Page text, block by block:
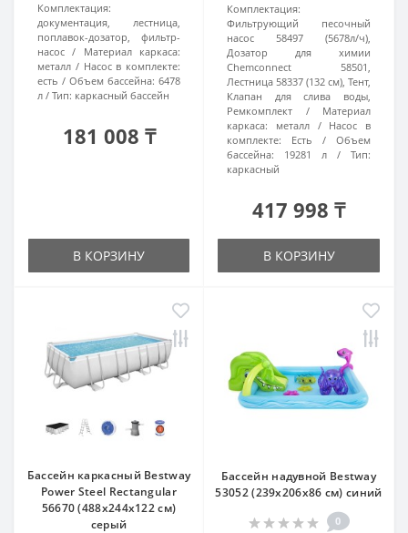
Комплектация:
документация, лестница,
поплавок-дозатор, фильтр-
насос
Материал каркаса:
металл
Насос в комплекте:
есть
Объем бассейна: 6478
л
Тип: каркасный бассейн
181 008 ₸
В КОРЗИНУ
Комплектация:
Фильтрующий песочный
насос 58497 (5678л/ч),
Дозатор для химии
Chemconnect 58501,
Лестница 58337 (132 см), Тент,
Клапан для слива воды,
Ремкомплект
Материал
каркаса:
металл
Насос в
комплекте:
Есть
Объем
бассейна:
19281 л
Тип:
каркасный
417 998 ₸
В КОРЗИНУ
Бассейн каркасный Bestway
Power Steel Rectangular
56670 (488x244x122 см)
серый
Бассейн надувной Bestway
53052 (239х206х86 см) синий
0